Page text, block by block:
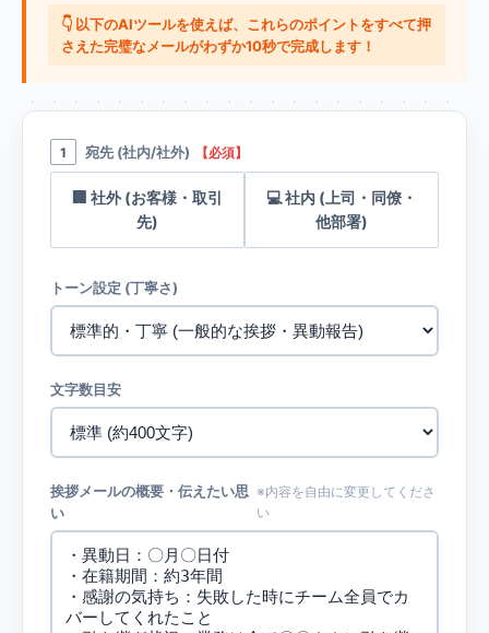
👇 以下のAIツールを使えば、これらのポイントをすべて押
さえた完璧なメールがわずか10秒で完成します！
1 宛先 (社内/社外) 【必須】
🏢 社外 (お客様・取引
先)
💻 社内 (上司・同僚・
他部署)
トーン設定 (丁寧さ)
文字数目安
挨拶メールの概要・伝えたい思
い
※内容を自由に変更してくださ
い